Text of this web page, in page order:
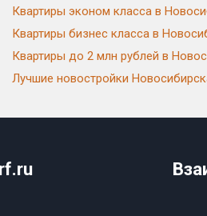
Квартиры эконом класса в
Квартиры бизнес класса в
Квартиры до 2 млн рублей в
Лучшие новостройки